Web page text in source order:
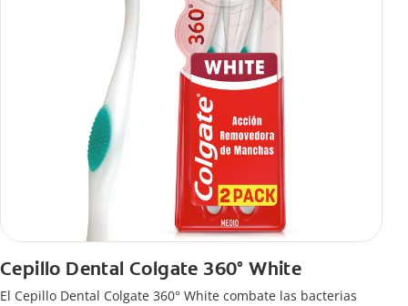
Cepillo Dental Colgate 360° White
El Cepillo Dental Colgate 360° White combate las bacterias